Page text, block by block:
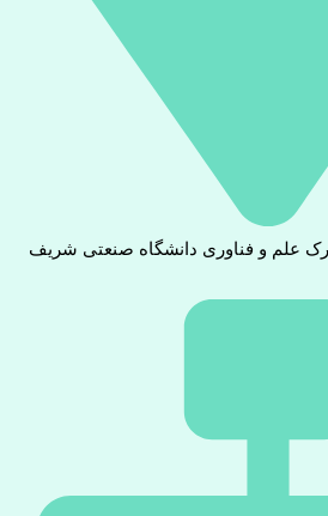
علم و فناوری دانشگاه صنعتی شریف